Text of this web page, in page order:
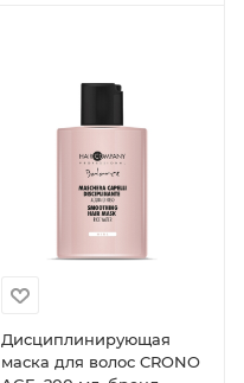
Дисциплинирующая
маска для волос CRONO